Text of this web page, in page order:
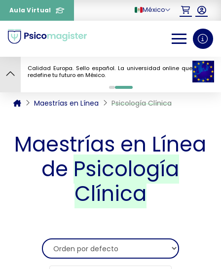
Aula Virtual México
Calidad Europa. Sello español. La universidad online que
redefine tu futuro en México.
0 1
Maestrías en Línea Psicología Clínica
Maestrías en Línea
de Psicología
Clínica
¿Necesitas más información
sobre un curso?